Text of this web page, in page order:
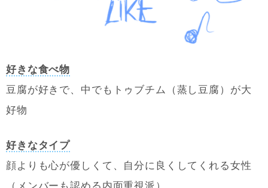
好きな食べ物
豆腐が好きで、中でもトゥブチム（蒸し豆腐）が大
好物
好きなタイプ
顔よりも心が優しくて、自分に良くしてくれる女性